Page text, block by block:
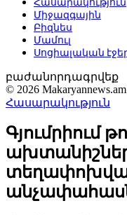
Միջազգային
Բիզնես
Մամուլ
Սոցիալական
բաժանորդագրվեք
© 2026 Makaryannews.am
Հասարակություն
Գյումրիում